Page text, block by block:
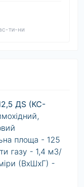
ти-ни
ДS (КС-
площа - 125
газу - 1,4 м3/
(ВхШхГ) -